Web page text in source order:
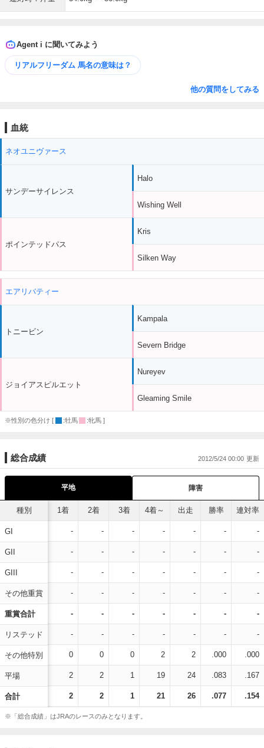
Agent i に聞いてみよう
リアルフリーダム 馬名の意味は？
他の質問をしてみる
血統
ネオユニヴァース
サンデーサイレンス
ポインテッドパス
Halo
Wishing Well
Kris
Silken Way
エアリバティー
トニービン
ジョイアスピルエット
Kampala
Severn Bridge
Nureyev
Gleaming Smile
※性別の色分け [ :牡馬 :牝馬 ]
総合成績 2012/5/24 00:00
平地 障害
種別
GI
GII
GIII
その他重賞
重賞合計
リステッド
その他特別
平場
合計
1着 2着 3着 4着～ 出走 勝率 連対率
- - - - - - -
- - - - - - -
- - - - - - -
- - - - - - -
- - - - - - -
- - - - - - -
0 0 0 2 2 .000 .000
2 2 1 19 24 .083 .167
2 2 1 21 26 .077 .154
※「総合成績」はJRAのレースのみとなります。